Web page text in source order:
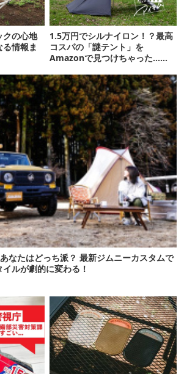
クの心地
情報ま
1.5万円でシルナイロン！？最高
コスパの「謎テント」を
Amazonで見つけちゃった…
なたはどっち派？ 最新ジムニーカスタムで
ルが劇的に変わる！